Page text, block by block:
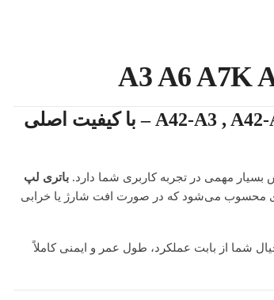
🔋 خرید باتری لپ تاپ ایسوس A3 A6 A7K A3000 | پارت نامبر A42-A3 , A42-A6 – با کیفیت اصلی
مهمی در تجربه کاربری شما دارد. باتری لپ
محسوب می‌شود که در صورت افت شارژ یا خرابی
شما از بابت عملکرد، طول عمر و ایمنی کاملاً